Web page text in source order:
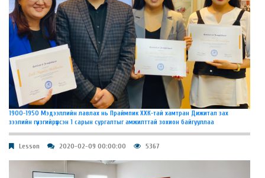
1900-1950 Мэдээллийн лавлах нь Праймпик ХХК-тай хамтран Дижитал зах
зээлийн гүнзгийрүүлсэн 1 сарын сургалтыг амжилттай зохион байгууллаа
Lesson 2020-02-09 00:00:00 5367